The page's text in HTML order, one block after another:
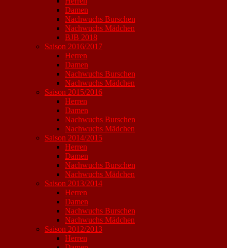
Damen
Nachwuchs Burschen
Nachwuchs Mädchen
BJB 2018
Saison 2016/2017
Herren
Damen
Nachwuchs Burschen
Nachwuchs Mädchen
Saison 2015/2016
Herren
Damen
Nachwuchs Burschen
Nachwuchs Mädchen
Saison 2014/2015
Herren
Damen
Nachwuchs Burschen
Nachwuchs Mädchen
Saison 2013/2014
Herren
Damen
Nachwuchs Burschen
Nachwuchs Mädchen
Saison 2012/2013
Herren